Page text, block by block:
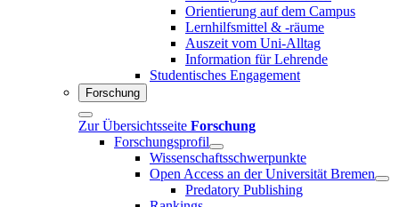
Orientierung auf dem Campus
Lernhilfsmittel & -räume
Auszeit vom Uni-Alltag
Information für Lehrende
Studentisches Engagement
Forschung
Zur Übersichtsseite Forschung
Forschungsprofil
Wissenschaftsschwerpunkte
Open Access an der Universität Bremen
Predatory Publishing